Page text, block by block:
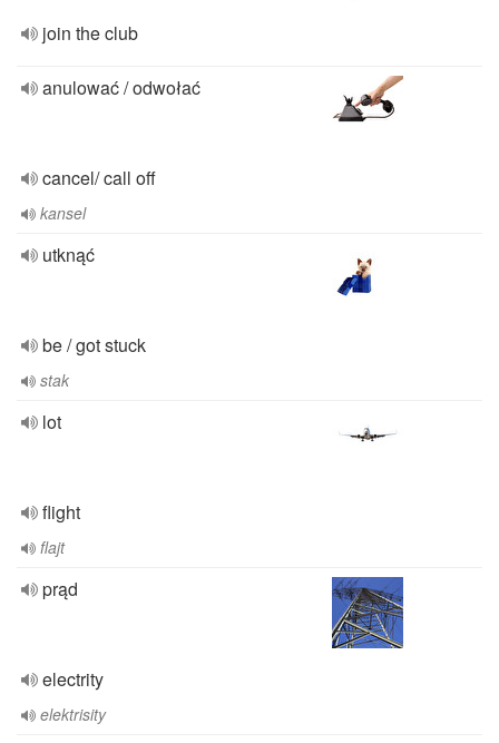
join the club
anulować / odwołać
cancel/ call off
kansel
utknąć
be / got stuck
stak
lot
flight
flajt
prąd
electrity
elektrisity